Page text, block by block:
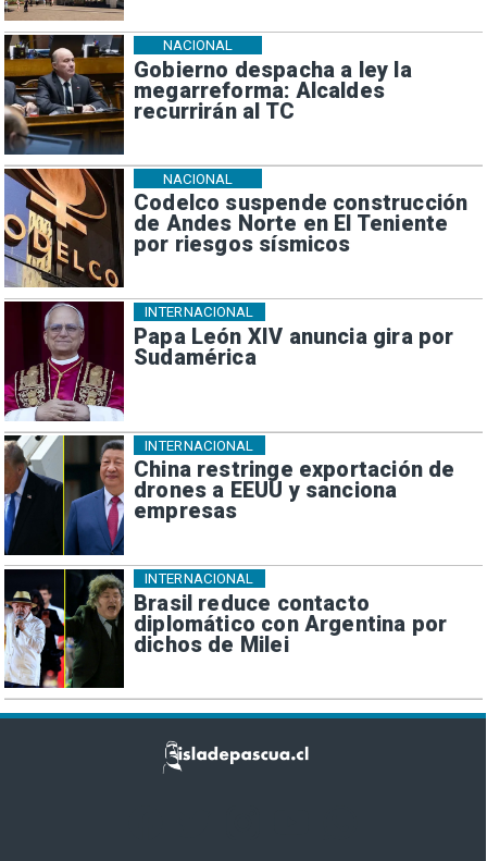
Gobierno despacha a ley la
megarreforma: Alcaldes
recurrirán al TC
NACIONAL
Codelco suspende construcción
de Andes Norte en El Teniente
por riesgos sísmicos
NACIONAL
Papa León XIV anuncia gira por
Sudamérica
INTERNACIONAL
China restringe exportación de
drones a EEUU y sanciona
empresas
INTERNACIONAL
Brasil reduce contacto
diplomático con Argentina por
dichos de Milei
INTERNACIONAL